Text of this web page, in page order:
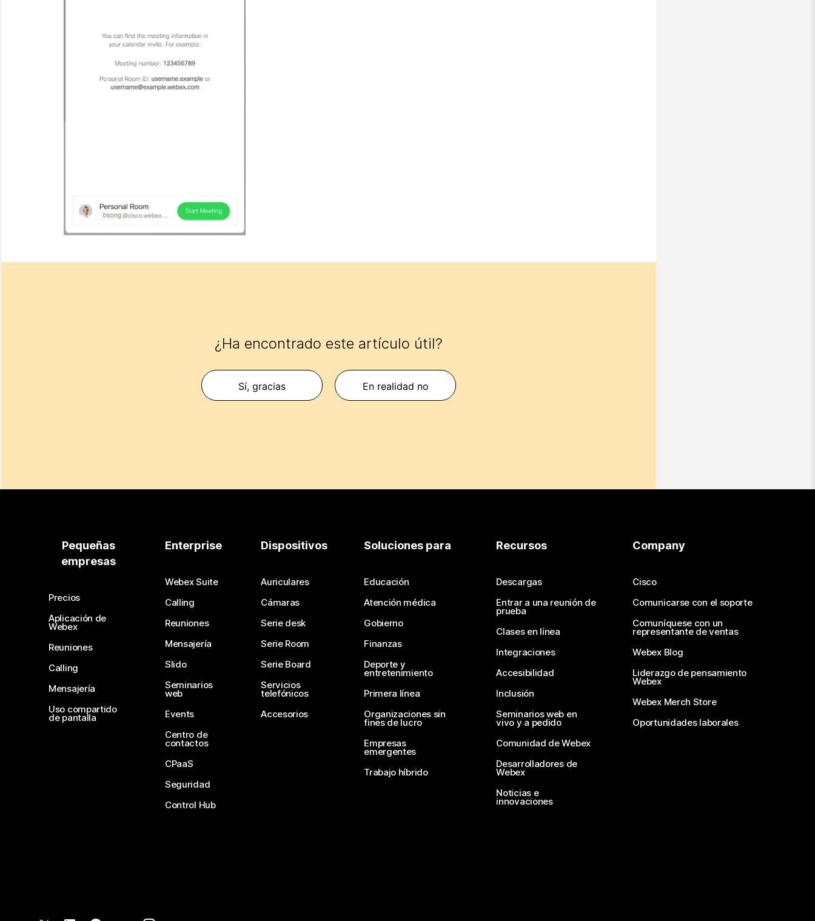
¿Ha encontrado este artículo útil?
Sí, gracias En realidad no
Pequeñas
empresas
Precios
Aplicación de
Webex
Reuniones
Calling
Mensajería
Uso compartido
de pantalla
Enterprise
Webex Suite
Calling
Reuniones
Mensajería
Slido
Seminarios
web
Events
Centro de
contactos
CPaaS
Seguridad
Control Hub
Dispositivos
Auriculares
Cámaras
Serie desk
Serie Room
Serie Board
Servicios
telefónicos
Accesorios
Soluciones para
Educación
Atención médica
Gobierno
Finanzas
Deporte y
entretenimiento
Primera línea
Organizaciones sin
fines de lucro
Empresas
emergentes
Trabajo híbrido
Recursos
Descargas
Entrar a una reunión de
prueba
Clases en línea
Integraciones
Accesibilidad
Inclusión
Seminarios web en
vivo y a pedido
Comunidad de Webex
Desarrolladores de
Webex
Noticias e
innovaciones
Company
Cisco
Comunicarse con el soporte
Comuníquese con un
representante de ventas
Webex Blog
Liderazgo de pensamiento
Webex
Webex Merch Store
Oportunidades laborales